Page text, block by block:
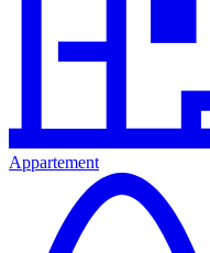
Appartement